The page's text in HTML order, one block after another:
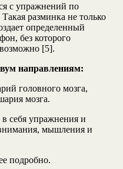
с упражнений по
разминка не только
определенный
без которого
[5].
направлениям:
головного мозга,
мозга.
в себя упражнения и
мышления и
подробно.